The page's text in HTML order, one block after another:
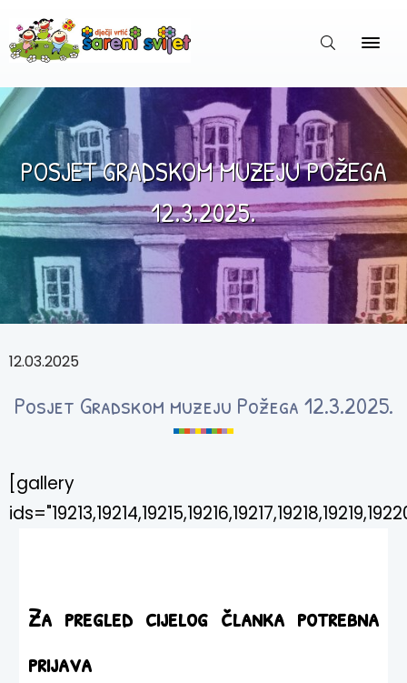
POSJET GRADSKOM MUZEJU POŽEGA
12.3.2025.
12.03.2025
Posjet Gradskom muzeju Požega 12.3.2025.
[gallery
Za pregled cijelog članka potrebna
prijava